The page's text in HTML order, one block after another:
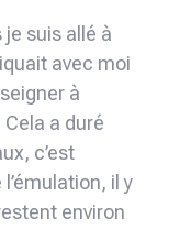
je suis allé à
avec moi
à
a duré
c’est
il y
environ